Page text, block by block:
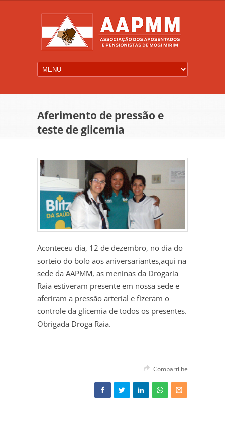
Aferimento de pressão e
teste de glicemia
Aconteceu dia, 12 de dezembro, no dia do
sorteio do bolo aos aniversariantes,aqui na
sede da AAPMM, as meninas da Drogaria
Raia estiveram presente em nossa sede e
aferiram a pressão arterial e fizeram o
controle da glicemia de todos os presentes.
Obrigada Droga Raia.
Compartilhe